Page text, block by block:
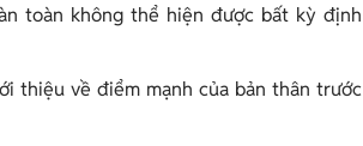
toàn không thể hiện được bất kỳ định
thiệu về điểm mạnh của bản thân trước